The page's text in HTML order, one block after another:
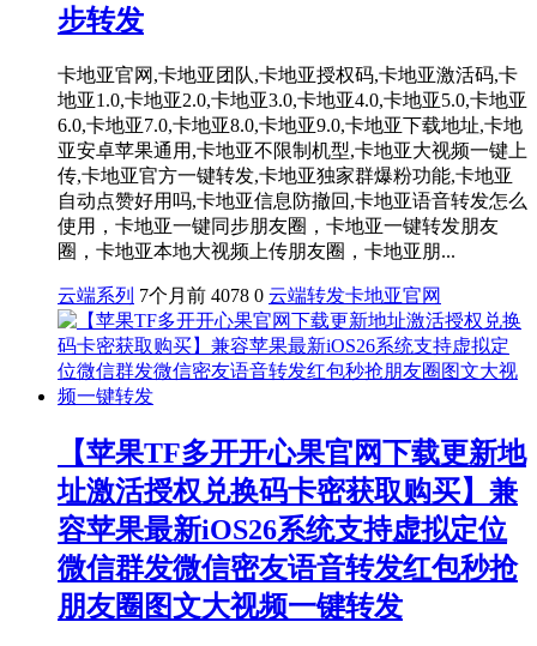
步转发
卡地亚官网,卡地亚团队,卡地亚授权码,卡地亚激活码,卡
地亚1.0,卡地亚2.0,卡地亚3.0,卡地亚4.0,卡地亚5.0,卡地亚
6.0,卡地亚7.0,卡地亚8.0,卡地亚9.0,卡地亚下载地址,卡地
亚安卓苹果通用,卡地亚不限制机型,卡地亚大视频一键上
传,卡地亚官方一键转发,卡地亚独家群爆粉功能,卡地亚
自动点赞好用吗,卡地亚信息防撤回,卡地亚语音转发怎么
使用，卡地亚一键同步朋友圈，卡地亚一键转发朋友
圈，卡地亚本地大视频上传朋友圈，卡地亚朋...
云端系列 7个月前 4078 0 云端转发卡地亚官网
【苹果TF多开开心果官网下载更新地
址激活授权兑换码卡密获取购买】兼
容苹果最新iOS26系统支持虚拟定位
微信群发微信密友语音转发红包秒抢
朋友圈图文大视频一键转发